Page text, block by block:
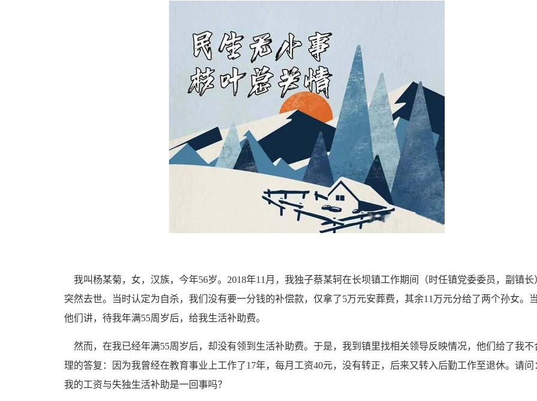
我叫杨某菊，女，汉族，今年56岁。2018年11月，我独子蔡某轲在长坝镇工作期间（时任镇党委委员，副镇长
突然去世。当时认定为自杀，我们没有要一分钱的补偿款，仅拿了5万元安葬费，其余11万元分给了两个孙女。
他们讲，待我年满55周岁后，给我生活补助费。
然而，在我已经年满55周岁后，却没有领到生活补助费。于是，我到镇里找相关领导反映情况，他们给了我不
理的答复：因为我曾经在教育事业上工作了17年，每月工资40元，没有转正，后来又转入后勤工作至退休。请问
我的工资与失独生活补助是一回事吗？